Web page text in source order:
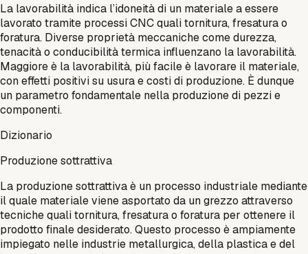
La lavorabilità indica l’idoneità di un materiale a essere
lavorato tramite processi CNC quali tornitura, fresatura o
foratura. Diverse proprietà meccaniche come durezza,
tenacità o conducibilità termica influenzano la lavorabilità.
Maggiore è la lavorabilità, più facile è lavorare il materiale,
con effetti positivi su usura e costi di produzione. È dunque
un parametro fondamentale nella produzione di pezzi e
componenti.
Dizionario
Produzione sottrattiva
La produzione sottrattiva è un processo industriale mediante
il quale materiale viene asportato da un grezzo attraverso
tecniche quali tornitura, fresatura o foratura per ottenere il
prodotto finale desiderato. Questo processo è ampiamente
impiegato nelle industrie metallurgica, della plastica e del